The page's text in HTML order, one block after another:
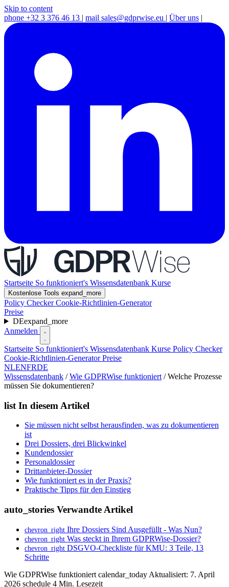
Skip to content
phone +32 3 376 46 13 | mail sales@gdprwise.eu | Über uns |
Startseite So funktioniert's Wissensdatenbank Kurse
Kostenlose Tools expand_more
Policy CheckerCookie-Richtlinien-Generator
Preise
DEexpand_more
Anmelden
Startseite So funktioniert's Wissensdatenbank Kurse Policy Checker
Cookie-Richtlinien-GeneratorPreise
NLENFRDE
Wissensdatenbank / Wie GDPRWise funktioniert / Welche Prozesse
müssen Sie dokumentieren?
list In diesem Artikel
Sie müssen nicht selbst herausfinden, was zu dokumentieren
ist
Drei Dossiers, drei Blickwinkel
Kundendossier
Personaldossier
Drittanbieter-Dossier
Wie funktioniert es in der Praxis?
Praktische Tipps für den Einstieg
auto_stories Verwandte Artikel
chevron_right Ihre Dossiers Sind Ausgefüllt - Was Nun?
chevron_right Was steckt in Ihrem GDPRWise-Dossier?
chevron_right DSGVO-Checkliste für KMU: 3 Teile, 13
Schritte
Wie GDPRWise funktioniert calendar_today Aktualisiert: 7. April
2026 schedule 4 Min. Lesezeit